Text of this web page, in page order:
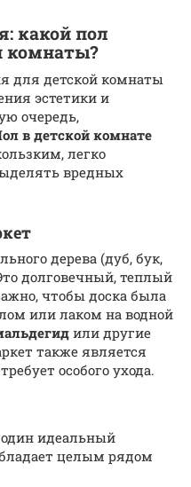
какой пол
комнаты?
для детской комнаты
эстетики и
очередь,
в детской комнате
легко
вредных
дерева (дуб, бук,
долговечный, теплый
чтобы доска была
или лаком на водной
или другие
также является
особого ухода.
идеальный
целым рядом